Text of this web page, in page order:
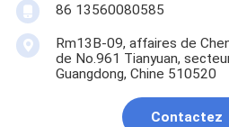
86 13560080585
Rm13B-09, affaires de
de No.961 Tianyuan,
Guangdong, Chine 510520
Contactez